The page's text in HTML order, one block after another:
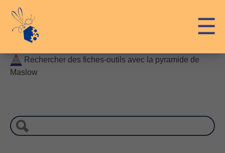
content
☰
Rechercher des fiches-outils avec la pyramide de
Maslow
c
h